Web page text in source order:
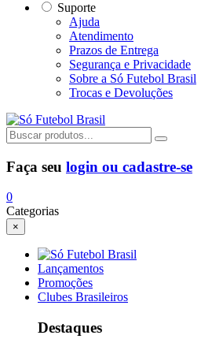
Suporte
Ajuda
Atendimento
Prazos de Entrega
Segurança e Privacidade
Sobre a Só Futebol Brasil
Trocas e Devoluções
Faça seu login ou cadastre-se
0
Categorias
×
Lançamentos
Promoções
Clubes Brasileiros
Destaques